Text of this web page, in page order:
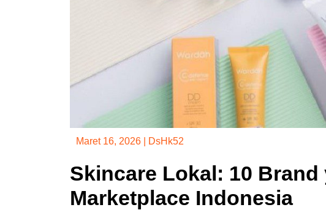
Maret 16, 2026 DsHk52
Skincare Lokal: 10 Brand
Marketplace Indonesia